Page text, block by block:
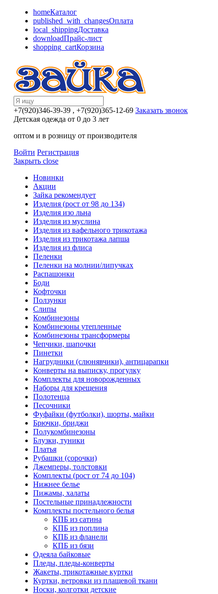
homeКаталог
published_with_changesОплата
local_shippingДоставка
downloadПрайс-лист
shopping_cartКорзина
+7(920)346-39-39 , +7(920)365-12-69 Заказать звонок
Детская одежда от 0 до 3 лет
оптом и в розницу от производителя
Войти Регистрация
Закрыть close
Новинки
Акции
Зайка рекомендует
Изделия (рост от 98 до 134)
Изделия изо льна
Изделия из муслина
Изделия из вафельного трикотажа
Изделия из трикотажа лапша
Изделия из флиса
Пеленки
Пеленки на молнии/липучках
Распашонки
Боди
Кофточки
Ползунки
Слипы
Комбинезоны
Комбинезоны утепленные
Комбинезоны трансформеры
Чепчики, шапочки
Пинетки
Нагрудники (слюнявчики), антицарапки
Конверты на выписку, прогулку
Комплекты для новорожденных
Наборы для крещения
Полотенца
Песочники
Фуфайки (футболки), шорты, майки
Брючки, бриджи
Полукомбинезоны
Блузки, туники
Платья
Рубашки (сорочки)
Джемперы, толстовки
Комплекты (рост от 74 до 104)
Нижнее белье
Пижамы, халаты
Постельные принадлежности
Комплекты постельного белья
КПБ из сатина
КПБ из поплина
КПБ из фланели
КПБ из бязи
Одеяла байковые
Пледы, пледы-конверты
Жакеты, трикотажные куртки
Куртки, ветровки из плащевой ткани
Носки, колготки детские